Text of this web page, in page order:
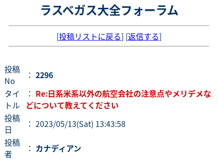
ラスベガス大全フォーラム
[投稿リストに戻る] [返信する]
投稿
No
： 2296
タイ
トル
： Re:日系米系以外の航空会社の注意点やメリデメな
どについて教えてください
投稿
日
： 2023/05/13(Sat) 13:43:58
投稿
者
： カナディアン